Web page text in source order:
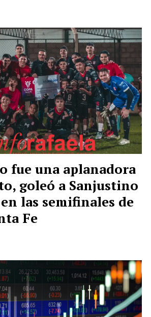
fue una aplanadora
goleó a Sanjustino
las semifinales de
Fe